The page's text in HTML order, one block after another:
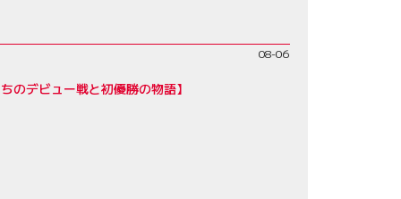
08-06
のデビュー戦と初優勝の物語】